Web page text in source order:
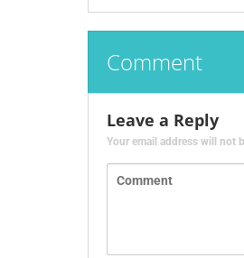
Comment
Leave a Reply
Your email address will not